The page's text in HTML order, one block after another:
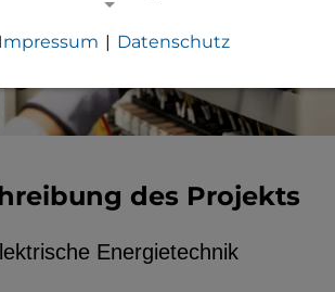
des Projekts
Energietechnik
Cookies zur Session-
und für die generelle
Impressum | Datenschutz